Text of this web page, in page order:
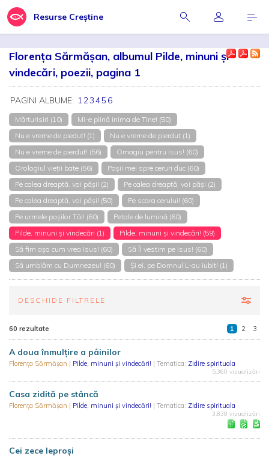
Resurse Creștine
Florența Sărmășan, albumul Pilde, minuni și
vindecări, poezii, pagina 1
PAGINI ALBUME: 12345 6
Mărturisiri (10)
Mi-e plină inima de Tine! (50)
Nu e vreme de piedut! (1)
Nu e vreme de pierdut (1)
Nu e vreme de pierdut! (56)
Omagiu pentru Isus! (60)
Orologiul vieții bate (56)
Pașii mei spre ceruri duc (60)
Pe calea dreaptă, voi păși! (2)
Pe calea dreaptă, voi păși (2)
Pe calea dreaptă, voi păși! (50)
Pe scara cerului! (60)
Pe urmele pașilor Tăi! (60)
Petale de lumină (60)
Pilde, minuni și vindecări (1)
Pilde, minuni și vindecări! (59)
Să fim așa cum vrea Isus! (60)
Să Îl vestim pe Isus! (60)
Să umblăm cu Dumnezeu! (60)
Și ei, pe Domnul L-au iubit! (1)
DESCHIDE FILTRELE
60 rezultate 1 2 3
A doua înmulţire a pâinilor
Florența Sărmășan | Pilde, minuni și vindecări! | Tematica: Zidire spirituala
5.360 vizualizări
Casa zidită pe stâncă
Florența Sărmășan | Pilde, minuni și vindecări! | Tematica: Zidire spirituala
3.838 vizualizări
Cei zece leproşi